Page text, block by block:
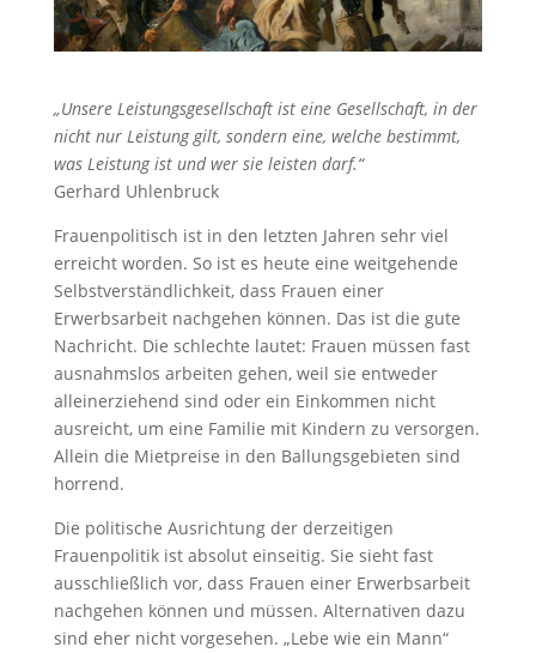
„Unsere Leistungsgesellschaft ist eine Gesellschaft, in der
nicht nur Leistung gilt, sondern eine, welche bestimmt,
was Leistung ist und wer sie leisten darf.“
Gerhard Uhlenbruck
Frauenpolitisch ist in den letzten Jahren sehr viel
erreicht worden. So ist es heute eine weitgehende
Selbstverständlichkeit, dass Frauen einer
Erwerbsarbeit nachgehen können. Das ist die gute
Nachricht. Die schlechte lautet: Frauen müssen fast
ausnahmslos arbeiten gehen, weil sie entweder
alleinerziehend sind oder ein Einkommen nicht
ausreicht, um eine Familie mit Kindern zu versorgen.
Allein die Mietpreise in den Ballungsgebieten sind
horrend.
Die politische Ausrichtung der derzeitigen
Frauenpolitik ist absolut einseitig. Sie sieht fast
ausschließlich vor, dass Frauen einer Erwerbsarbeit
nachgehen können und müssen. Alternativen dazu
sind eher nicht vorgesehen. „Lebe wie ein Mann“